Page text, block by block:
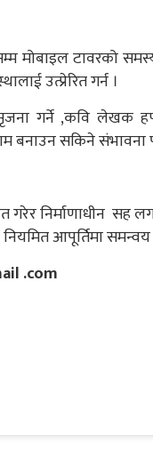
मोबाइल टावरको
उत्प्रेरित गर्न ।
गर्ने ,कवि लेखक
बनाउन सकिने
गरेर निर्माणाधीन सह
आपूर्तिमा समन्वय
.com